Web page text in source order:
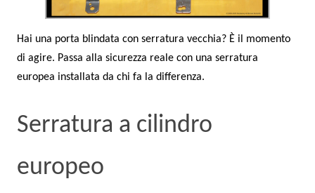
Hai una porta blindata con serratura vecchia? È il momento
di agire. Passa alla sicurezza reale con una serratura
europea installata da chi fa la differenza.
Serratura a cilindro
europeo